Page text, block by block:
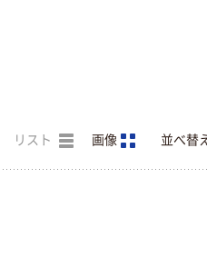
リスト 画像 並べ替